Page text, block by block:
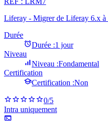
Liferay - Migrer de Liferay 6.x
Durée
Durée :1 jour
Niveau
Niveau :Fondamental
Certification
Certification :Non
0/5
Intra uniquement